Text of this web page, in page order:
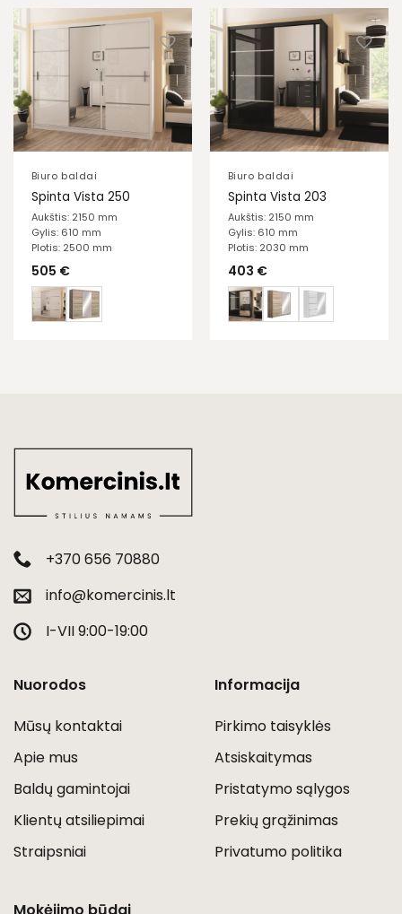
Biuro baldai
Spinta Vista 250
Aukštis: 2150 mm
Gylis: 610 mm
Plotis: 2500 mm
505 €
Biuro baldai
Spinta Vista 203
Aukštis: 2150 mm
Gylis: 610 mm
Plotis: 2030 mm
403 €
+370 656 70880
info@komercinis.lt
I-VII 9:00-19:00
Nuorodos
Mūsų kontaktai
Apie mus
Baldų gamintojai
Klientų atsiliepimai
Straipsniai
Informacija
Pirkimo taisyklės
Atsiskaitymas
Pristatymo sąlygos
Prekių grąžinimas
Privatumo politika
Mokėjimo būdai